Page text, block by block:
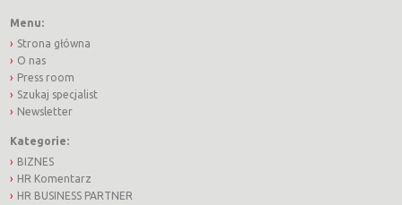
Menu:
Strona główna
O nas
Press room
Szukaj specjalist
Newsletter
Kategorie:
BIZNES
HR Komentarz
HR BUSINESS PARTNER